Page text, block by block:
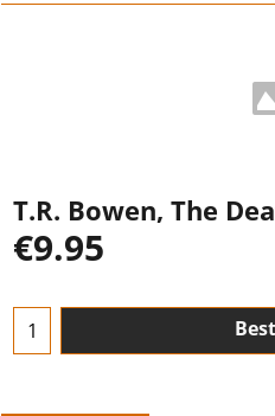
T.R. Bowen, The
€9.95